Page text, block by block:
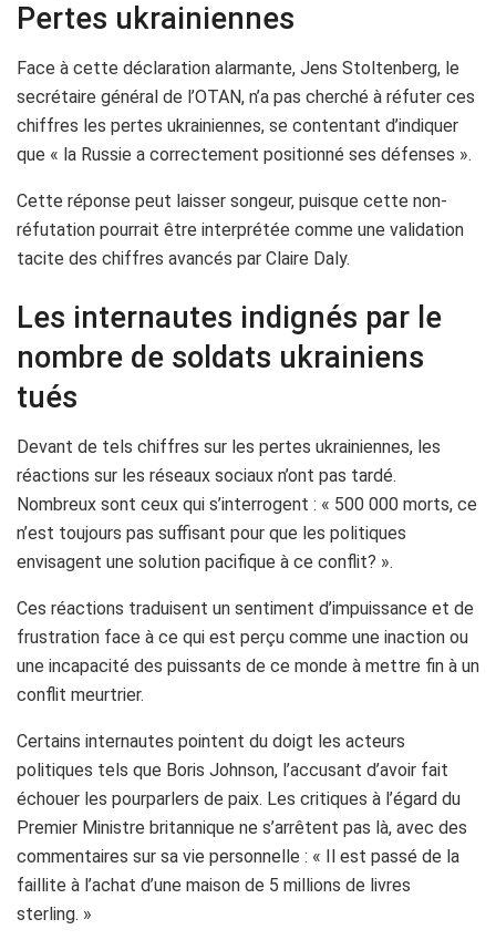
Pertes ukrainiennes
Face à cette déclaration alarmante, Jens Stoltenberg, le
secrétaire général de l’OTAN, n’a pas cherché à réfuter ces
chiffres les pertes ukrainiennes, se contentant d’indiquer
que « la Russie a correctement positionné ses défenses ».
Cette réponse peut laisser songeur, puisque cette non-
réfutation pourrait être interprétée comme une validation
tacite des chiffres avancés par Claire Daly.
Les internautes indignés par le
nombre de soldats ukrainiens
tués
Devant de tels chiffres sur les pertes ukrainiennes, les
réactions sur les réseaux sociaux n’ont pas tardé.
Nombreux sont ceux qui s’interrogent : « 500 000 morts, ce
n’est toujours pas suffisant pour que les politiques
envisagent une solution pacifique à ce conflit? ».
Ces réactions traduisent un sentiment d’impuissance et de
frustration face à ce qui est perçu comme une inaction ou
une incapacité des puissants de ce monde à mettre fin à un
conflit meurtrier.
Certains internautes pointent du doigt les acteurs
politiques tels que Boris Johnson, l’accusant d’avoir fait
échouer les pourparlers de paix. Les critiques à l’égard du
Premier Ministre britannique ne s’arrêtent pas là, avec des
commentaires sur sa vie personnelle : « Il est passé de la
faillite à l’achat d’une maison de 5 millions de livres
sterling. »